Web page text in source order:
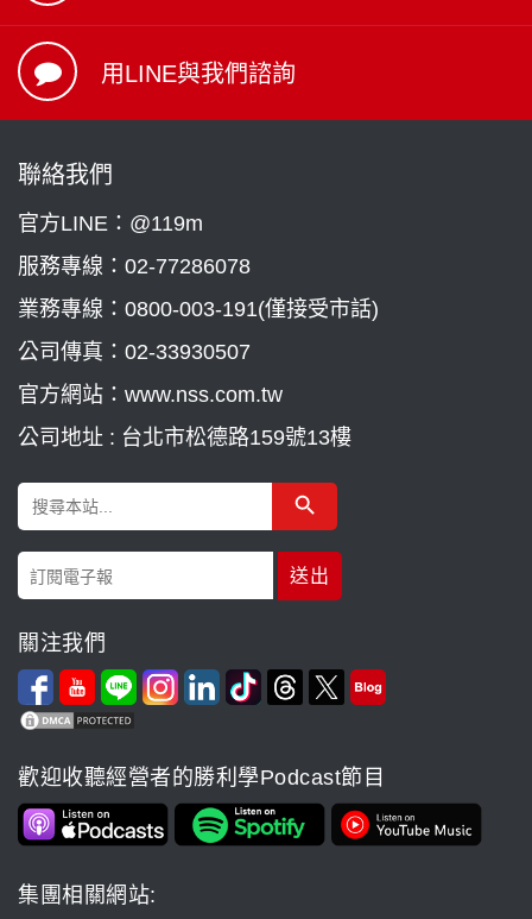
用LINE與我們諮詢
聯絡我們
官方LINE：@119m
服務專線： 02-77286078
業務專線： 0800-003-191(僅接受市話)
公司傳真：02-33930507
官方網站：www.nss.com.tw
公司地址 : 台北市松德路159號13樓
Search
for:
Search Button
關注我們
歡迎收聽經營者的勝利學Podcast節目
集團相關網站: